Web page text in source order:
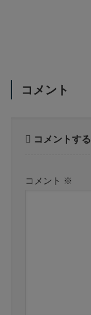
コメント
コメントする
コメント ※